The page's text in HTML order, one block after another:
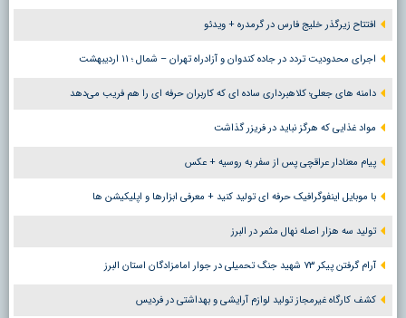
افتتاح زیرگذر خلیج فارس در گرمدره + ویدئو
اجرای محدودیت تردد در جاده کندوان و آزادراه تهران – شمال ؛ ١١ اردیبهشت
دامنه های جعلی؛ کلاهبرداری ساده ای که کاربران حرفه ای را هم فریب می‌دهد
مواد غذایی که هرگز نباید در فریزر گذاشت
پیام معنادار عراقچی پس از سفر به روسیه + عکس
با موبایل اینفوگرافیک حرفه ای تولید کنید + معرفی ابزارها و اپلیکیشن ها
تولید سه هزار اصله نهال مثمر در البرز
آرام گرفتن پیکر ۷۳ شهید جنگ تحمیلی در جوار امامزادگان استان البرز
کشف کارگاه غیرمجاز تولید لوازم آرایشی و بهداشتی در فردیس